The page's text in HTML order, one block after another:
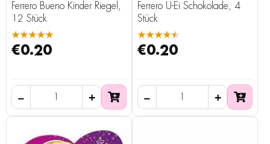
Ferrero Bueno Kinder Riegel,
12 Stück
★★★★★
€0.20
Ferrero Ü-Ei Schokolade, 4
Stück
★★★★★
€0.20